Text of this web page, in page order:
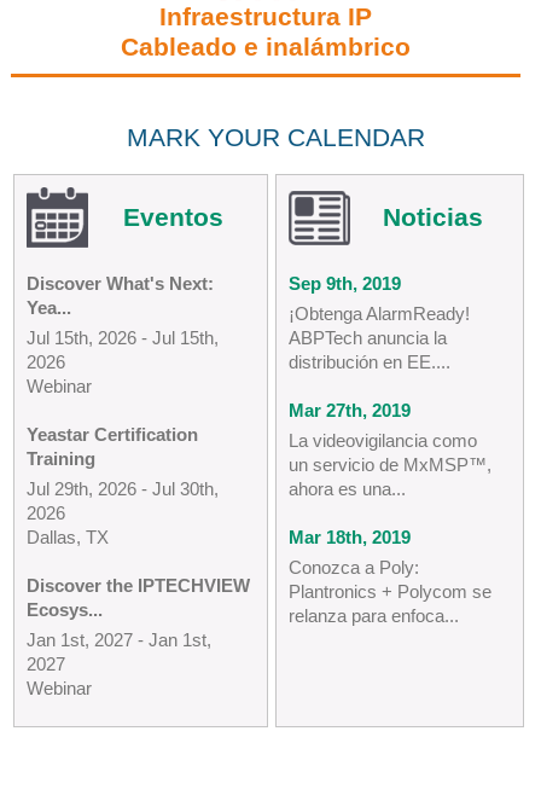
Infraestructura IP
Cableado e inalámbrico
MARK YOUR CALENDAR
Eventos
Discover What's Next:
Yea...
Jul 15th, 2026 - Jul 15th,
2026
Webinar
Yeastar Certification
Training
Jul 29th, 2026 - Jul 30th,
2026
Dallas, TX
Discover the IPTECHVIEW
Ecosys...
Jan 1st, 2027 - Jan 1st,
2027
Webinar
Noticias
Sep 9th, 2019
¡Obtenga AlarmReady!
ABPTech anuncia la
distribución en EE....
Mar 27th, 2019
La videovigilancia como
un servicio de MxMSP™,
ahora es una...
Mar 18th, 2019
Conozca a Poly:
Plantronics + Polycom se
relanza para enfoca...